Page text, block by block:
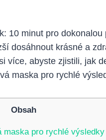
10 minut pro
dosáhnout krásné a
více, abyste zjistili, jak
Obsah
pro rychlé výsledky